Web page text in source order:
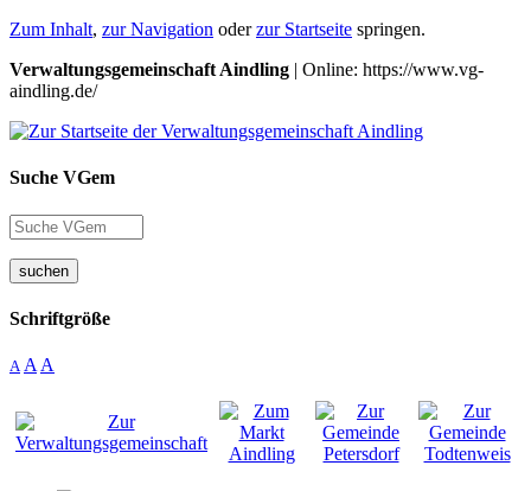
Zum Inhalt, zur Navigation oderzur Startseite springen.
Verwaltungsgemeinschaft Aindling | Online: https://www.vg-
aindling.de/
Suche VGem
suchen
Schriftgröße
A A A